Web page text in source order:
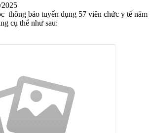
2025
thông báo tuyển dụng 57 viên chức y tế năm
cụ thể như sau:
Cộng hòa Pháp trực tiếp Khám, tư vấn vô